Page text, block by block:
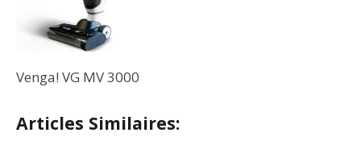
Venga! VG MV 3000
Articles Similaires: